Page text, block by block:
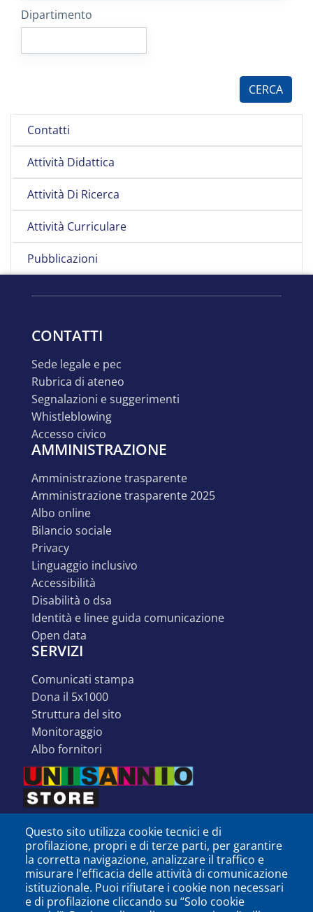
Contatti
Attività Didattica
Attività Di Ricerca
Attività Curriculare
Pubblicazioni
Dipartimento
CONTATTI
sede legale e pec
rubrica di ateneo
segnalazioni e suggerimenti
whistleblowing
accesso civico
AMMINISTRAZIONE
amministrazione trasparente
amministrazione trasparente 2025
albo online
bilancio sociale
privacy
linguaggio inclusivo
accessibilità
disabilità o dsa
identità e linee guida comunicazione
open data
SERVIZI
comunicati stampa
dona il 5x1000
struttura del sito
monitoraggio
albo fornitori
Questo sito utilizza cookie tecnici e di
profilazione, propri e di terze parti, per garantire
la corretta navigazione, analizzare il traffico e
misurare l'efficacia delle attività di comunicazione
istituzionale. Puoi rifiutare i cookie non necessari
e di profilazione cliccando su “Solo cookie